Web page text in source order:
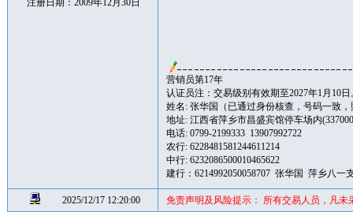
注册日期：2009年12月30日
营销员第17年
认证员注：交易级别有效期至2027年1月10日
姓名: 张华国（已通过身份核查，号码一致
地址: 江西省萍乡市昌盛宾馆停车场内
电话: 0799-2199333 13907992722
农行: 6228481581244611214
中行: 6232086500010465622
建行：6214992050058707 张华国 萍乡八一
2025/12/17 12:20:00 免责声明及风险提示： 所有交易人员，凡